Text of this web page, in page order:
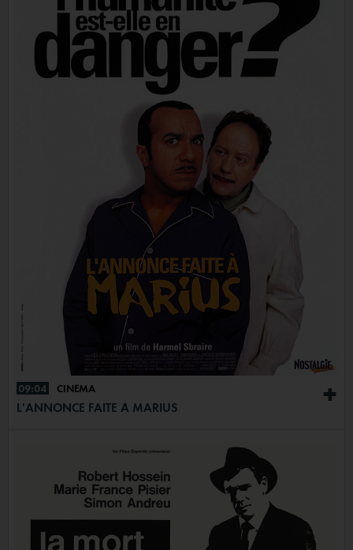
+
09:04 CINÉMA
L'ANNONCE FAITE À MARIUS